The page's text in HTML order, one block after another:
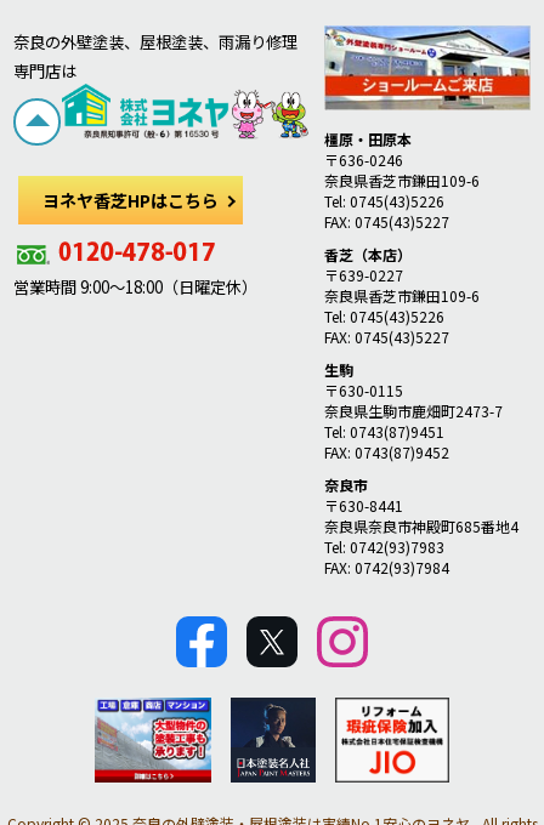
奈良の外壁塗装、屋根塗装、雨漏り修理
専門店は
ヨネヤ香芝HPはこちら
営業時間 9:00～18:00（日曜定休）
橿原・田原本
〒636-0246
奈良県香芝市鎌田109-6
Tel: 0745(43)5226
FAX: 0745(43)5227
香芝（本店）
〒639-0227
奈良県香芝市鎌田109-6
Tel: 0745(43)5226
FAX: 0745(43)5227
生駒
〒630-0115
奈良県生駒市鹿畑町2473-7
Tel: 0743(87)9451
FAX: 0743(87)9452
奈良市
〒630-8441
奈良県奈良市神殿町685番地4
Tel: 0742(93)7983
FAX: 0742(93)7984